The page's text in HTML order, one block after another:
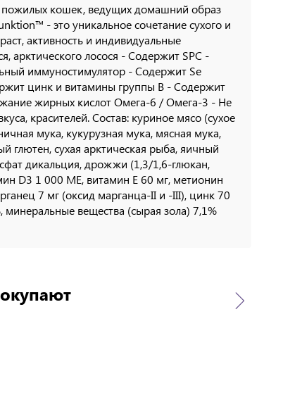
пожилых кошек, ведущих домашний образ
- это уникальное сочетание сухого и
активность и индивидуальные
арктического лосося - Содержит SPC -
иммуностимулятор - Содержит Se
цинк и витамины группы B - Содержит
жирных кислот Омега-6 / Омега-3 - Не
красителей. Состав: куриное мясо (сухое
мука, кукурузная мука, мясная мука,
глютен, сухая арктическая рыба, яичный
дикальция, дрожжи (1,3/1,6-глюкан,
D3 1 000 МЕ, витамин E 60 мг, метионин
7 мг (оксид марганца-II и -III), цинк 70
минеральные вещества (сырая зола) 7,1%